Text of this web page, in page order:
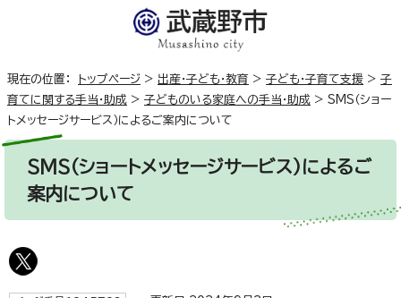
現在の位置： トップページ > 出産・子ども・教育 > 子ども・子育て支援 > 子
育てに関する手当・助成 > 子どものいる家庭への手当・助成 > SMS（ショー
トメッセージサービス）によるご案内について
SMS（ショートメッセージサービス）によるご
案内について